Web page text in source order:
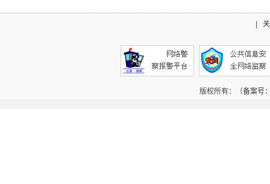
版权所有：（备案号